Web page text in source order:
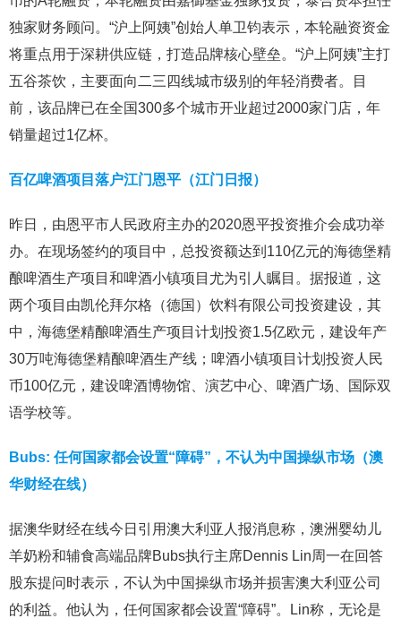
独家财务顾问。“沪上阿姨”创始人单卫钧表示，本轮融资资金
将重点用于深耕供应链，打造品牌核心壁垒。“沪上阿姨”主打
五谷茶饮，主要面向二三四线城市级别的年轻消费者。目
前，该品牌已在全国300多个城市开业超过2000家门店，年
销量超过1亿杯。
百亿啤酒项目落户江门恩平（江门日报）
昨日，由恩平市人民政府主办的2020恩平投资推介会成功举
办。在现场签约的项目中，总投资额达到110亿元的海德堡精
酿啤酒生产项目和啤酒小镇项目尤为引人瞩目。据报道，这
两个项目由凯伦拜尔格（德国）饮料有限公司投资建设，其
中，海德堡精酿啤酒生产项目计划投资1.5亿欧元，建设年产
30万吨海德堡精酿啤酒生产线；啤酒小镇项目计划投资人民
币100亿元，建设啤酒博物馆、演艺中心、啤酒广场、国际双
语学校等。
Bubs: 任何国家都会设置“障碍”，不认为中国操纵市场（澳
华财经在线）
据澳华财经在线今日引用澳大利亚人报消息称，澳洲婴幼儿
羊奶粉和辅食高端品牌Bubs执行主席Dennis Lin周一在回答
股东提问时表示，不认为中国操纵市场并损害澳大利亚公司
的利益。他认为，任何国家都会设置“障碍”。Lin称，无论是